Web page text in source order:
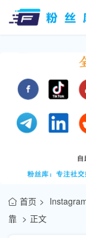
首页
靠
正文